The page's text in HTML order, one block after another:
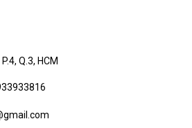
Q.3, HCM